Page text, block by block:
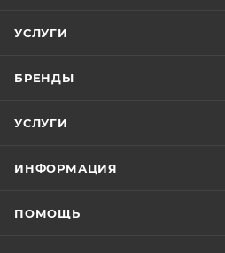
УСЛУГИ
БРЕНДЫ
УСЛУГИ
ИНФОРМАЦИЯ
ПОМОЩЬ